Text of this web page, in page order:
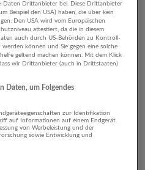
Verkehr
/
Daten Drittanbieter bei. Diese Drittanbieter
Beispiel den USA) haben, die über kein
Den USA wird vom Europäischen
attestiert, da die in diesem
auch durch US-Behörden zu Kontroll-
können und Sie gegen eine solche
geltend machen können. Mit dem Klick
wir Drittanbieter (auch in Drittstaaten)
Daten, um Folgendes
zur Identifikation
auf Informationen auf einem Endgerät.
von Werbeleistung und der
sowie Entwicklung und